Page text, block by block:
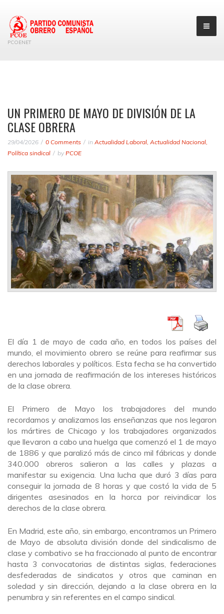
PCOENET
UN PRIMERO DE MAYO DE DIVISIÓN DE LA
CLASE OBRERA
29/04/2026 0 Comments in Actualidad Laboral Actualidad Nacional
Política sindical
by PCOE
El día 1 de mayo de cada año, en todos los países del
mundo, el movimiento obrero se reúne para reafirmar sus
derechos laborales y políticos. Esta fecha se ha convertido
en una jornada de reafirmación de los intereses históricos
de la clase obrera.
El Primero de Mayo los trabajadores del mundo
recordamos y analizamos las enseñanzas que nos legaron
los mártires de Chicago y los trabajadores organizados
que llevaron a cabo una huelga que comenzó el 1 de mayo
de 1886 y que paralizó más de cinco mil fábricas y donde
340.000 obreros salieron a las calles y plazas a
manifestar su exigencia. Una lucha que duró 3 días para
conseguir la jornada de 8 horas y que costó la vida de 5
dirigentes asesinados en la horca por reivindicar los
derechos de la clase obrera.
En Madrid, este año, sin embargo, encontramos un Primero
de Mayo de absoluta división donde del sindicalismo de
clase y combativo se ha fraccionado al punto de encontrar
hasta 3 convocatorias de distintas siglas, federaciones
desfederadas de sindicatos y otros que caminan en
soledad y sin dirección, dejando a la clase obrera en la
penumbra y sin referentes en el campo sindical.